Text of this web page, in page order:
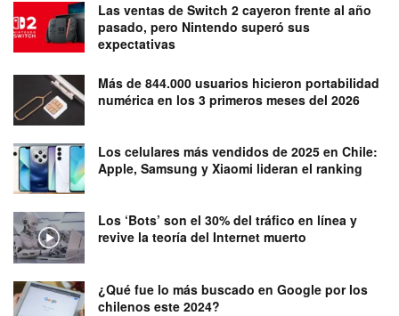
Las ventas de Switch 2 cayeron frente al año
pasado, pero Nintendo superó sus
expectativas
Más de 844.000 usuarios hicieron portabilidad
numérica en los 3 primeros meses del 2026
Los celulares más vendidos de 2025 en Chile:
Apple, Samsung y Xiaomi lideran el ranking
Los ‘Bots’ son el 30% del tráfico en línea y
revive la teoría del Internet muerto
¿Qué fue lo más buscado en Google por los
chilenos este 2024?